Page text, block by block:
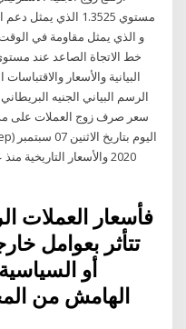
و الذي يمثل مقاومة في الوقت
الرسم البياني الجنيه
سعر صرف زوج العملات على
فأسعار العملات
تتأثر بعوامل
أو
الهامش من